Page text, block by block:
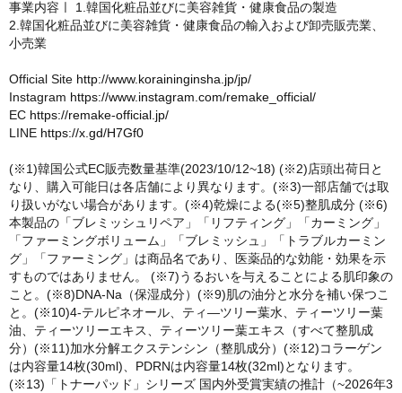
事業内容ㅣ 1.韓国化粧品並びに美容雑貨・健康食品の製造
2.韓国化粧品並びに美容雑貨・健康食品の輸入および卸売販売業、
小売業
Official Site http://www.koraininginsha.jp/jp/
Instagram https://www.instagram.com/remake_official/
EC https://remake-official.jp/
LINE https://x.gd/H7Gf0
(※1)韓国公式EC販売数量基準(2023/10/12~18) (※2)店頭出荷日と
なり、購入可能日は各店舗により異なります。(※3)一部店舗では取
り扱いがない場合があります。(※4)乾燥による(※5)整肌成分 (※6)
本製品の「ブレミッシュリペア」「リフティング」「カーミング」
「ファーミングボリューム」「ブレミッシュ」「トラブルカーミン
グ」「ファーミング」は商品名であり、医薬品的な効能・効果を示
すものではありません。 (※7)うるおいを与えることによる肌印象の
こと。(※8)DNA-Na（保湿成分）(※9)肌の油分と水分を補い保つこ
と。(※10)4-テルピネオール、ティ―ツリー葉水、ティーツリー葉
油、ティーツリーエキス、ティーツリー葉エキス（すべて整肌成
分）(※11)加水分解エクステンシン（整肌成分）(※12)コラーゲン
は内容量14枚(30ml)、PDRNは内容量14枚(32ml)となります。
(※13)「トナーパッド」シリーズ 国内外受賞実績の推計（~2026年3